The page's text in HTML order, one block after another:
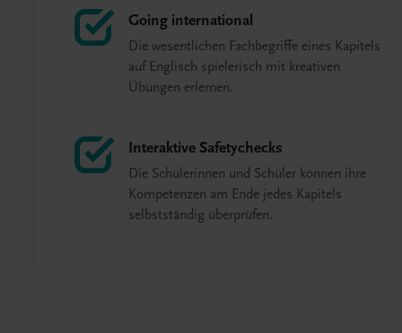
Going international
Die wesentlichen Fachbegriffe eines Kapitels
auf Englisch spielerisch mit kreativen
Übungen erlernen.
Interaktive Safetychecks
Die Schülerinnen und Schüler können ihre
Kompetenzen am Ende jedes Kapitels
selbstständig überprüfen.